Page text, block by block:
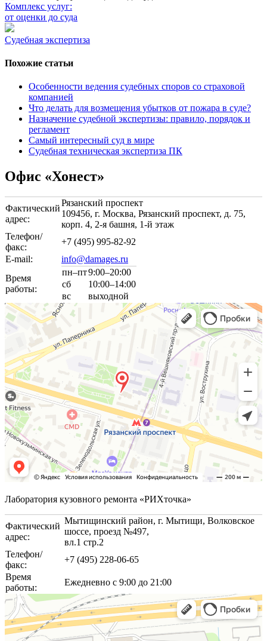
Комплекс услуг:
от оценки до суда
Судебная экспертиза
Похожие статьи
Особенности ведения судебных споров со страховой
компанией
Что делать для возмещения убытков от пожара в суде?
Назначение судебной экспертизы: правило, порядок и
регламент
Самый интересный суд в мире
Судебная техническая экспертиза ПК
Офис «Хонест»
Фактический
адрес:
Рязанский проспект
109456, г. Москва, Рязанский проспект, д. 75,
корп. 4, 2-я башня, 1-й этаж
Телефон/
факс:
+7 (495) 995-82-92
E-mail:
info@damages.ru
Время
работы:
пн–пт9:00–20:00
сб
10:00–14:00
вс
выходной
Лаборатория кузовного ремонта «РИХточка»
Фактический
адрес:
Мытищинский район, г. Мытищи, Волковское
шоссе, проезд №497,
вл.1 стр.2
Телефон/
факс:
+7 (495) 228-06-65
Время
работы:
Ежедневно с 9:00 до 21:00